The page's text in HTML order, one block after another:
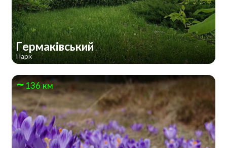
Гермаківський
Парк
136 км